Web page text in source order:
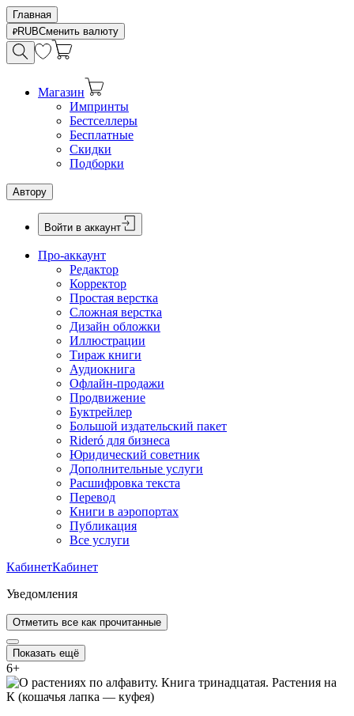
Главная
RUBСменить валюту
Магазин
Импринты
Бестселлеры
Бесплатные
Скидки
Подборки
Автору
Войти в аккаунт
Про-аккаунт
Редактор
Корректор
Простая верстка
Сложная верстка
Дизайн обложки
Иллюстрации
Тираж книги
Аудиокнига
Офлайн-продажи
Продвижение
Буктрейлер
Большой издательский пакет
Rideró для бизнеса
Юридический советник
Дополнительные услуги
Расшифровка текста
Перевод
Книги в аэропортах
Публикация
Все услуги
КабинетКабинет
Уведомления
Отметить все как прочитанные
Показать ещё
6+